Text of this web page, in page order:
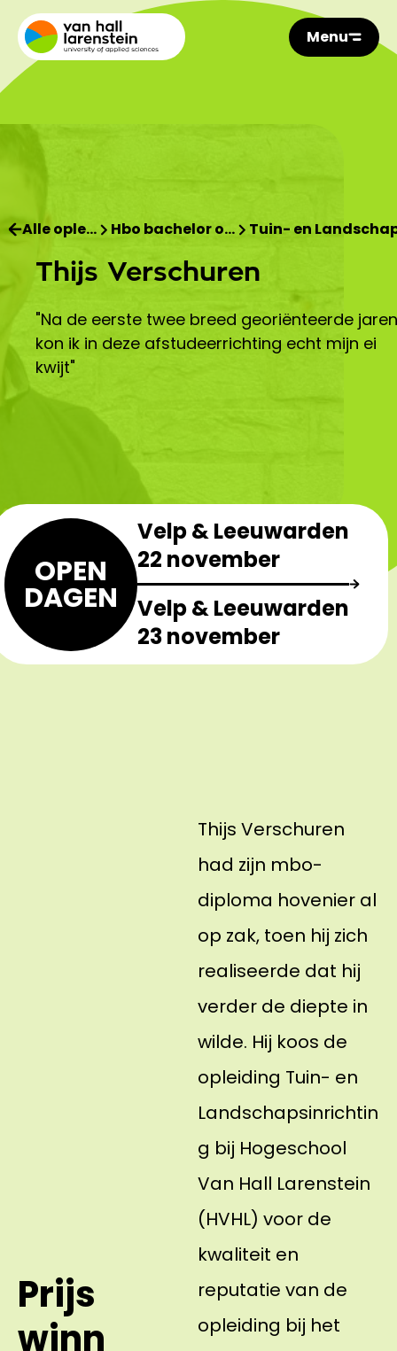
Menu
Alle ople… Hbo bachelor o… Tuin- en
Thijs Verschuren
"Na de eerste twee breed georiënteerde
kon ik in deze afstudeerrichting echt mijn ei
kwijt"
OPEN
DAGEN
Velp & Leeuwarden
22 november
Velp & Leeuwarden
23 november
Prijs
winn
Thijs Verschuren
had zijn mbo-
diploma hovenier al
op zak, toen hij zich
realiseerde dat hij
verder de diepte in
wilde. Hij koos de
opleiding Tuin- en
Landschapsinrichtin
g bij Hogeschool
Van Hall Larenstein
(HVHL) voor de
kwaliteit en
reputatie van de
opleiding bij het